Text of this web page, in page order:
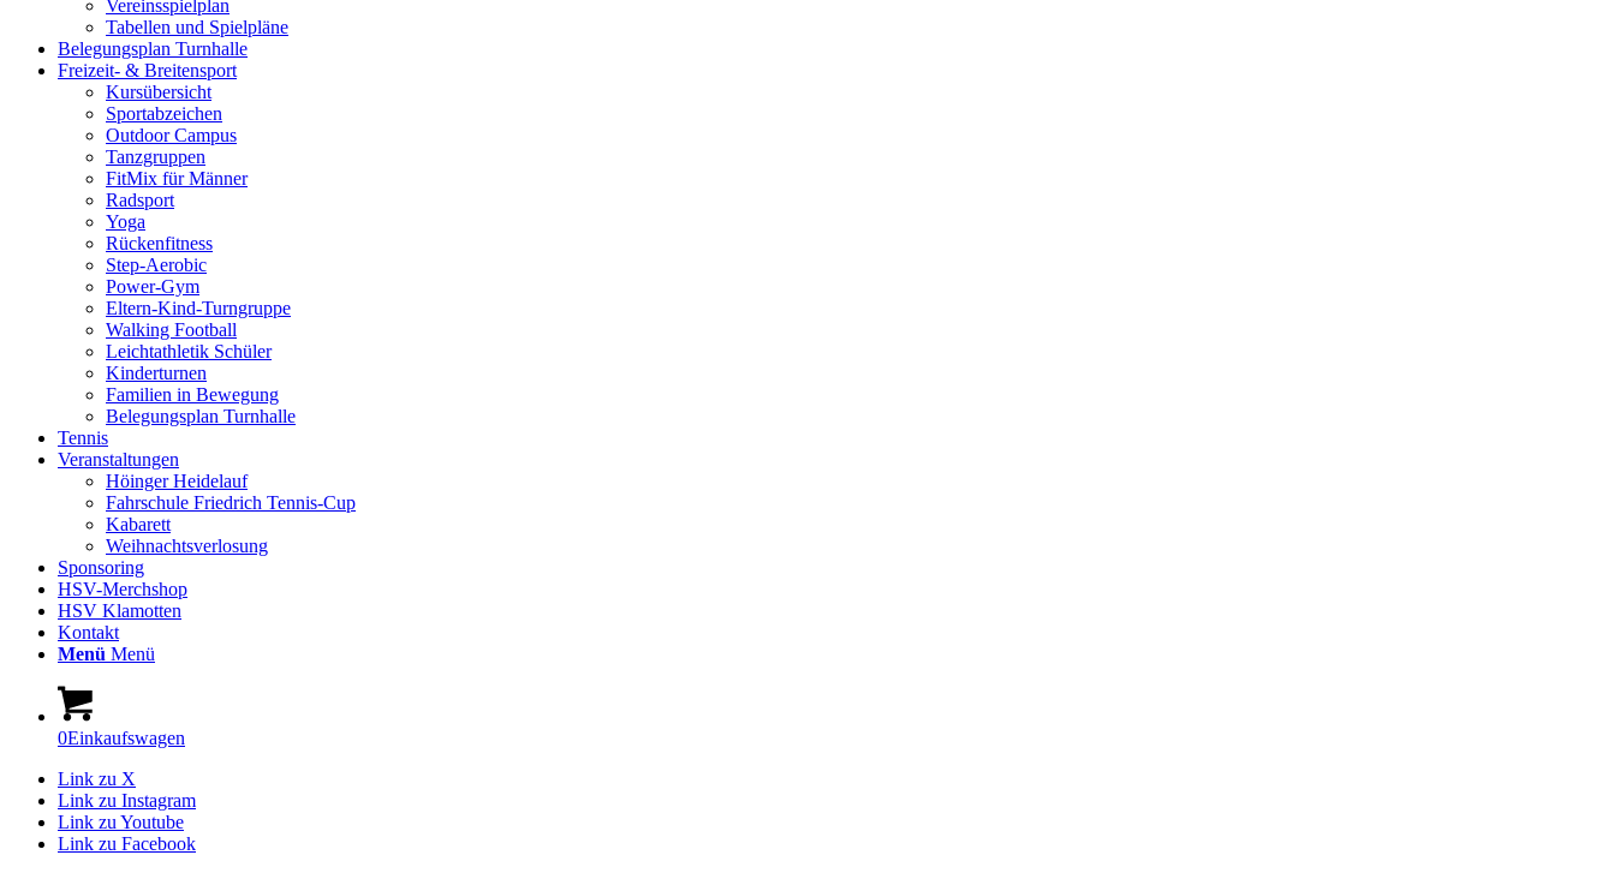
Vereinsspielplan
Tabellen und Spielpläne
Belegungsplan Turnhalle
Freizeit- & Breitensport
Kursübersicht
Sportabzeichen
Outdoor Campus
Tanzgruppen
FitMix für Männer
Radsport
Yoga
Rückenfitness
Step-Aerobic
Power-Gym
Eltern-Kind-Turngruppe
Walking Football
Leichtathletik Schüler
Kinderturnen
Familien in Bewegung
Belegungsplan Turnhalle
Tennis
Veranstaltungen
Höinger Heidelauf
Fahrschule Friedrich Tennis-Cup
Kabarett
Weihnachtsverlosung
Sponsoring
HSV-Merchshop
HSV Klamotten
Kontakt
Menü Menü
0Einkaufswagen
Link zu X
Link zu Instagram
Link zu Youtube
Link zu Facebook